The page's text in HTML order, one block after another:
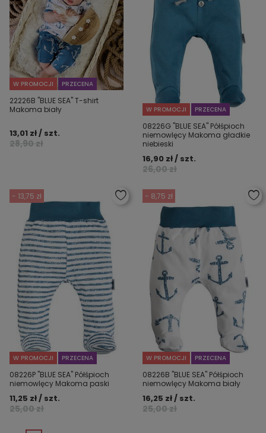
W PROMOCJI PRZECENA
22226B "BLUE SEA" T-shirt
Makoma biały
28,90 zł
13,01 zł / szt.
W PROMOCJI PRZECENA
08226G "BLUE SEA" Półśpioch
niemowlęcy Makoma gładkie
niebieski
26,00 zł
16,90 zł / szt.
- 13,75 zł
W PROMOCJI PRZECENA
08226P "BLUE SEA" Półśpioch
niemowlęcy Makoma paski
25,00 zł
11,25 zł / szt.
- 8,75 zł
W PROMOCJI PRZECENA
08226B "BLUE SEA" Półśpioch
niemowlęcy Makoma biały
25,00 zł
16,25 zł / szt.